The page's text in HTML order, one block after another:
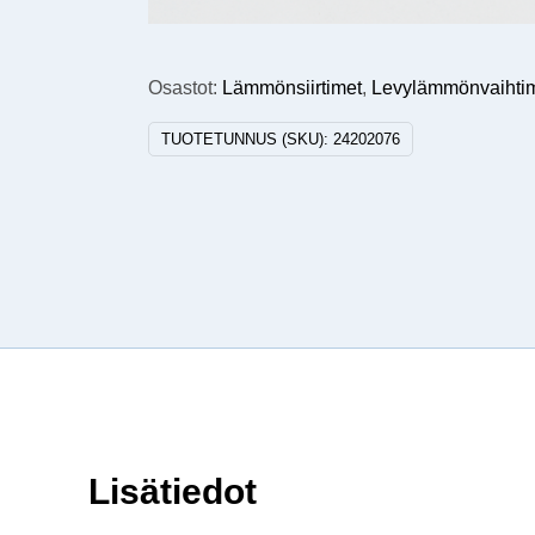
Osastot: Lämmönsiirtimet,
TUOTETUNNUS (SKU):24202076
Lisätiedot